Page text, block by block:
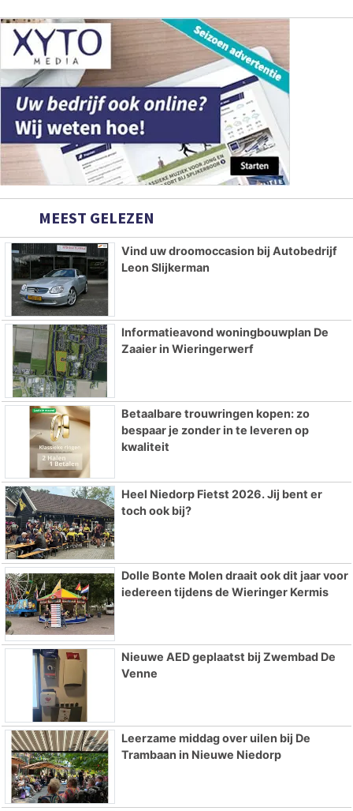
MEEST GELEZEN
Vind uw droomoccasion bij Autobedrijf
Leon Slijkerman
Informatieavond woningbouwplan De
Zaaier in Wieringerwerf
Betaalbare trouwringen kopen: zo
bespaar je zonder in te leveren op
kwaliteit
Heel Niedorp Fietst 2026. Jij bent er
toch ook bij?
Dolle Bonte Molen draait ook dit jaar voor
iedereen tijdens de Wieringer Kermis
Nieuwe AED geplaatst bij Zwembad De
Venne
Leerzame middag over uilen bij De
Trambaan in Nieuwe Niedorp